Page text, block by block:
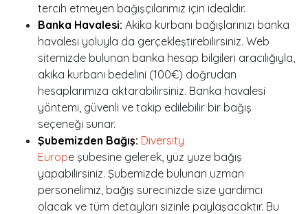
tercih etmeyen bağışçılarımız için idealdir.
Banka Havalesi: Akika kurbanı bağışlarınızı banka
havalesi yoluyla da gerçekleştirebilirsiniz. Web
sitemizde bulunan banka hesap bilgileri aracılığıyla,
akika kurbanı bedelini (100€) doğrudan
hesaplarımıza aktarabilirsiniz. Banka havalesi
yöntemi, güvenli ve takip edilebilir bir bağış
seçeneği sunar.
Şubemizden Bağış: Diversity
Europe şubesine gelerek, yüz yüze bağış
yapabilirsiniz. Şubemizde bulunan uzman
personelimiz, bağış sürecinizde size yardımcı
olacak ve tüm detayları sizinle paylaşacaktır. Bu